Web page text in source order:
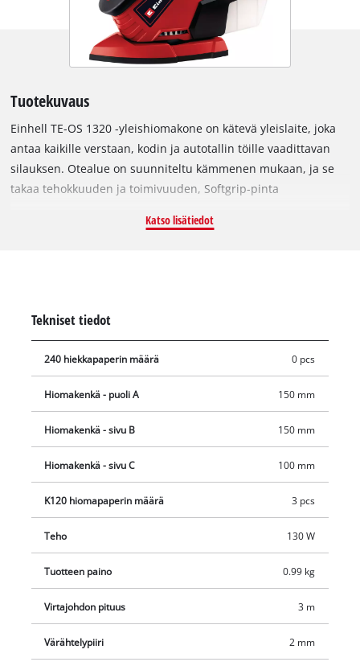
Tuotekuvaus
Einhell TE-OS 1320 -yleishiomakone on kätevä yleislaite, joka
antaa kaikille verstaan, kodin ja autotallin töille vaadittavan
silauksen. Otealue on suunniteltu kämmenen mukaan, ja se
takaa tehokkuuden ja toimivuuden, Softgrip-pinta
pieni, kompakti ja myös tehokas 24 000 min^-1
Suodatinkotelo kerää hiomapölyn. Kolmionmuotoinen
pölynpoistoadapterilla. Toimitukseen sisältyy 3 hiomapaperia
(P120) ensimmäistä käyttökertaa varten.
Katso lisätiedot
Tekniset tiedot
240 hiekkapaperin määrä 0 pcs
Hiomakenkä - puoli A 150 mm
Hiomakenkä - sivu B 150 mm
Hiomakenkä - sivu C 100 mm
K120 hiomapaperin määrä 3 pcs
Teho 130 W
Tuotteen paino 0.99 kg
Virtajohdon pituus 3 m
Värähtelypiiri 2 mm